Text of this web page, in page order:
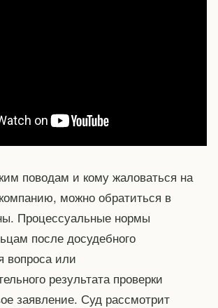
поводам и кому жаловаться на
можно обратиться в
Процессуальные нормы
после досудебного
вопроса или
результата проверки
заявление. Суд рассмотрит